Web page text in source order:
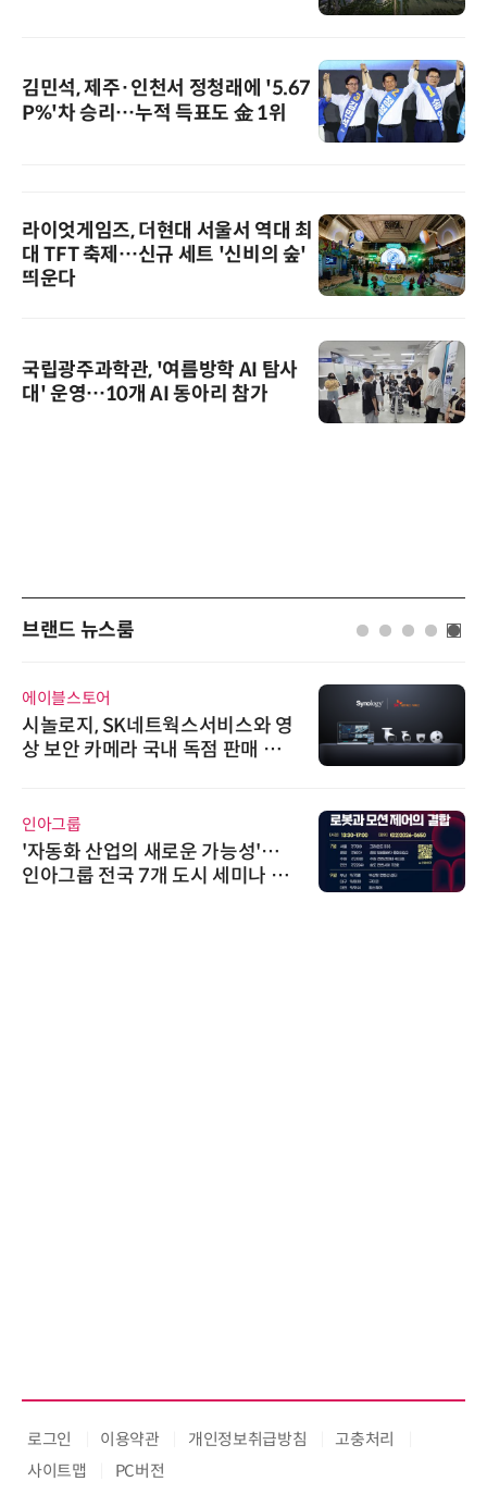
김민석, 제주·인천서 정청래에 '5.67
P%'차 승리…누적 득표도 金 1위
라이엇게임즈, 더현대 서울서 역대 최
대 TFT 축제…신규 세트 '신비의 숲'
띄운다
국립광주과학관, '여름방학 AI 탐사
대' 운영…10개 AI 동아리 참가
브랜드 뉴스룸
에이블스토어
시놀로지, SK네트웍스서비스와 영
상 보안 카메라 국내 독점 판매 파
인아그룹
'자동화 산업의 새로운 가능성'…
인아그룹 전국 7개 도시 세미나 페
로그인 이용약관 개인정보취급방침
고충처리
사이트맵
PC버전